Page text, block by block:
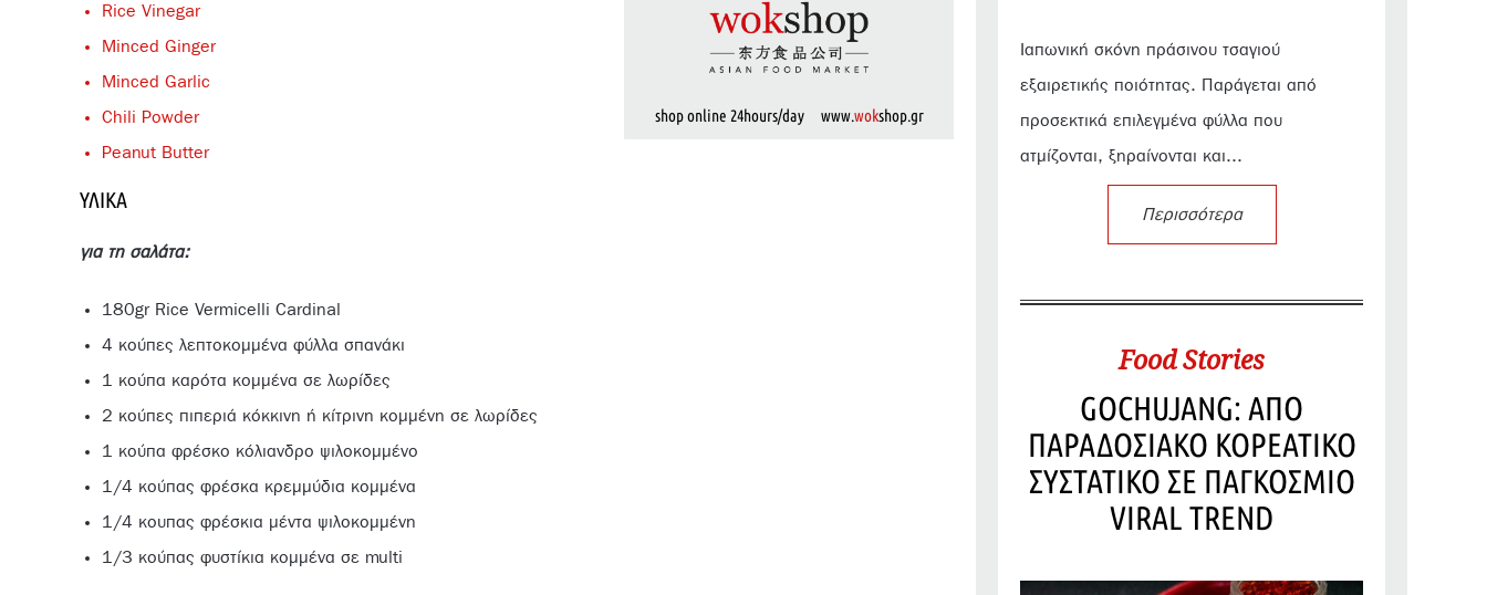
Rice Vinegar
Minced Ginger
Minced Garlic
Chili Powder
Peanut Butter
shop online 24hours/day www.wokshop.gr
ΥΛΙΚΆ
για τη σαλάτα:
180gr Rice Vermicelli Cardinal
4 κούπες λεπτοκομμένα φύλλα σπανάκι
1 κούπα καρότα κομμένα σε λωρίδες
2 κούπες πιπεριά κόκκινη ή κίτρινη κομμένη σε λωρίδες
1 κούπα φρέσκο κόλιανδρο ψιλοκομμένο
1/4 κούπας φρέσκα κρεμμύδια κομμένα
1/4 κουπας φρέσκια μέντα ψιλοκομμένη
1/3 κούπας φυστίκια κομμένα σε multi
Ιαπωνική σκόνη πράσινου τσαγιού
εξαιρετικής ποιότητας. Παράγεται από
προσεκτικά επιλεγμένα φύλλα που
ατμίζονται, ξηραίνονται και...
Περισσότερα
Food Stories
GOCHUJANG: ΑΠΟ
ΠΑΡΑΔΟΣΙΑΚΟ ΚΟΡΕΑΤΙΚΟ
ΣΥΣΤΑΤΙΚΟ ΣΕ ΠΑΓΚΟΣΜΙΟ
VIRAL TREND